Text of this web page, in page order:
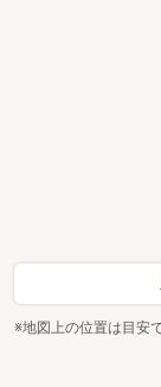
※地図上の位置は目安